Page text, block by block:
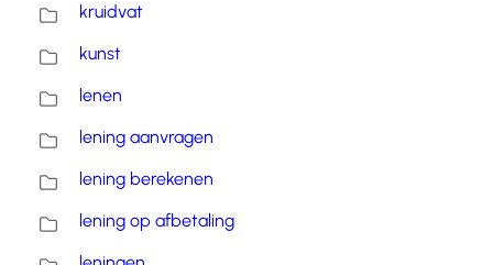
kruidvat
kunst
lenen
lening aanvragen
lening berekenen
lening op afbetaling